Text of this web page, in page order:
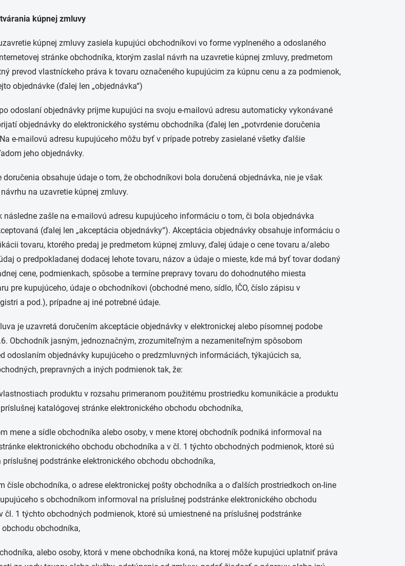
kúpnej zmluvy
kúpnej zmluvy zasiela kupujúci obchodníkovi vo forme vyplneného a odoslaného
stránke obchodníka, ktorým zaslal návrh na uzavretie kúpnej zmluvy, predmetom
prevod vlastníckeho práva k tovaru označeného kupujúcim za kúpnu cenu a za podmienok,
objednávke (ďalej len „objednávka“)
odoslaní objednávky prijme kupujúci na svoju e-mailovú adresu automaticky vykonávané
objednávky do elektronického systému obchodníka (ďalej len „potvrdenie doručenia
e-mailovú adresu kupujúceho môžu byť v prípade potreby zasielané všetky ďalšie
jeho objednávky.
doručenia obsahuje údaje o tom, že obchodníkovi bola doručená objednávka, nie je však
na uzavretie kúpnej zmluvy.
následne zašle na e-mailovú adresu kupujúceho informáciu o tom, či bola objednávka
(ďalej len „akceptácia objednávky“). Akceptácia objednávky obsahuje informáciu o
tovaru, ktorého predaj je predmetom kúpnej zmluvy, ďalej údaje o cene tovaru a/alebo
o predpokladanej dodacej lehote tovaru, názov a údaje o mieste, kde má byť tovar dodaný
cene, podmienkach, spôsobe a termíne prepravy tovaru do dohodnutého miesta
pre kupujúceho, údaje o obchodníkovi (obchodné meno, sídlo, IČO, číslo zápisu v
a pod.), prípadne aj iné potrebné údaje.
je uzavretá doručením akceptácie objednávky v elektronickej alebo písomnej podobe
Obchodník jasným, jednoznačným, zrozumiteľným a nezameniteľným spôsobom
odoslaním objednávky kupujúceho o predzmluvných informáciách, týkajúcich sa,
prepravných a iných podmienok tak, že:
produktu v rozsahu primeranom použitému prostriedku komunikácie a produktu
katalógovej stránke elektronického obchodu obchodníka,
mene a sídle obchodníka alebo osoby, v mene ktorej obchodník podniká informoval na
elektronického obchodu obchodníka a v čl. 1 týchto obchodných podmienok, ktoré sú
príslušnej podstránke elektronického obchodu obchodníka,
čísle obchodníka, o adrese elektronickej pošty obchodníka a o ďalších prostriedkoch on-line
s obchodníkom informoval na príslušnej podstránke elektronického obchodu
čl. 1 týchto obchodných podmienok, ktoré sú umiestnené na príslušnej podstránke
obchodníka,
alebo osoby, ktorá v mene obchodníka koná, na ktorej môže kupujúci uplatniť práva